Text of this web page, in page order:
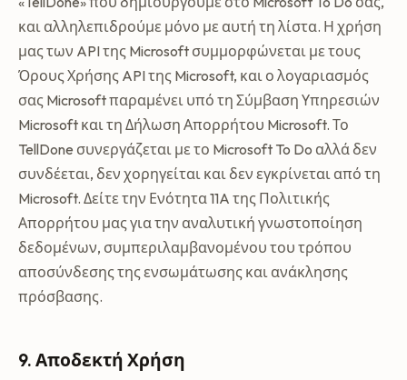
και αλληλεπιδρούμε μόνο με αυτή τη λίστα. Η χρήση
μας των API της Microsoft συμμορφώνεται με τους
Όρους Χρήσης API της Microsoft, και ο λογαριασμός
σας Microsoft παραμένει υπό τη Σύμβαση Υπηρεσιών
Microsoft και τη Δήλωση Απορρήτου Microsoft. Το
TellDone συνεργάζεται με το Microsoft To Do αλλά δεν
συνδέεται, δεν χορηγείται και δεν εγκρίνεται από τη
Microsoft. Δείτε την Ενότητα 11A της Πολιτικής
Απορρήτου μας για την αναλυτική γνωστοποίηση
δεδομένων, συμπεριλαμβανομένου του τρόπου
αποσύνδεσης της ενσωμάτωσης και ανάκλησης
πρόσβασης.
9. Αποδεκτή Χρήση